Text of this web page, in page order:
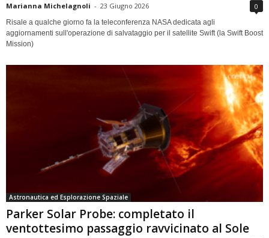
Marianna Michelagnoli - 23 Giugno 2026 0
Risale a qualche giorno fa la teleconferenza NASA dedicata agli
aggiornamenti sull'operazione di salvataggio per il satellite Swift (la Swift Boost
Mission)
Astronautica ed Esplorazione Spaziale
Parker Solar Probe: completato il
ventottesimo passaggio ravvicinato al Sole